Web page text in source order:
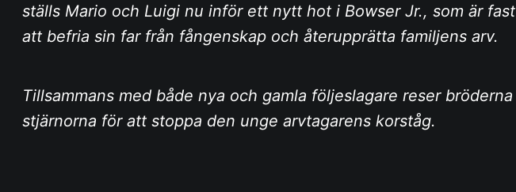
ställs Mario och Luigi nu inför ett nytt hot i Bowser Jr., som är
att befria sin far från fångenskap och återupprätta familjens arv.
Tillsammans med både nya och gamla följeslagare reser
stjärnorna för att stoppa den unge arvtagarens korståg.